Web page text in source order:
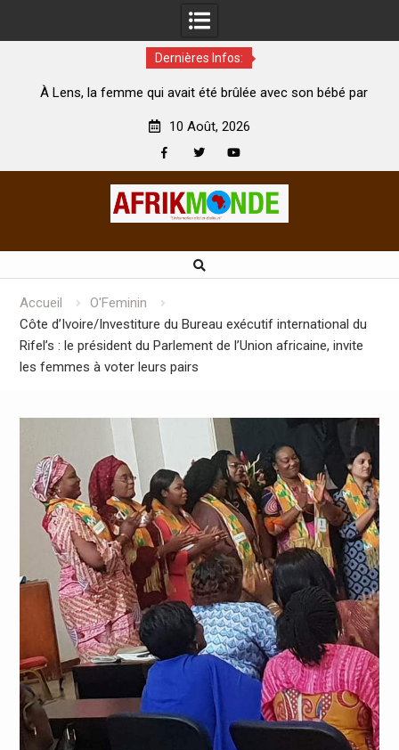
Dernières Infos:
À Lens, la femme qui avait été brûlée avec son bébé par
10 Août, 2026
Accueil
O'Feminin
Côte d’Ivoire/Investiture du Bureau exécutif international du
Rifel’s : le président du Parlement de l’Union africaine, invite
les femmes à voter leurs pairs